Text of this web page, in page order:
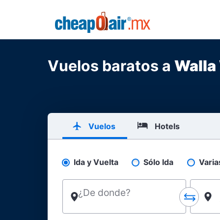
Vuelos baratos a Walla
Vuelos Hotels
Pick your flight type
Ida y Vuelta Sólo Ida
¿De donde?